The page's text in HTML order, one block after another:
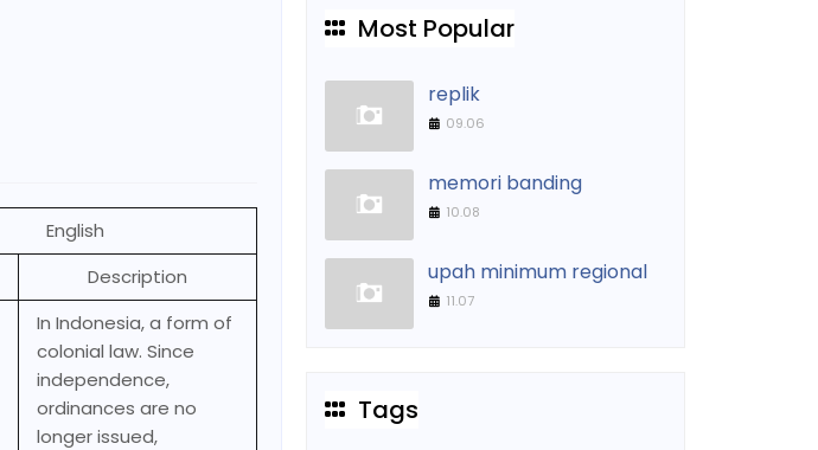
English
Description
In Indonesia, a form of
colonial law. Since
independence,
ordinances are no
longer issued,
Most Popular
replik
09.06
memori banding
10.08
upah minimum regional
11.07
Tags